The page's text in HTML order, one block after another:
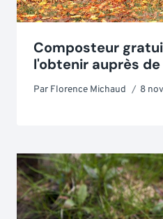
Composteur
l'obtenir auprès de
Par Florence Michaud 8